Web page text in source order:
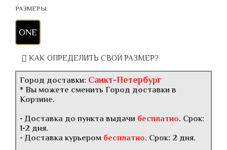
РАЗМЕРЫ:
ONE
КАК ОПРЕДЕЛИТЬ СВОЙ РАЗМЕР?
Город доставки: Санкт-Петербург
* Вы можете сменить Город доставки в
Корзине.
- Доставка до пункта выдачи бесплатно. Срок:
1-2 дня.
- Доставка курьером бесплатно. Срок: 2 дня.